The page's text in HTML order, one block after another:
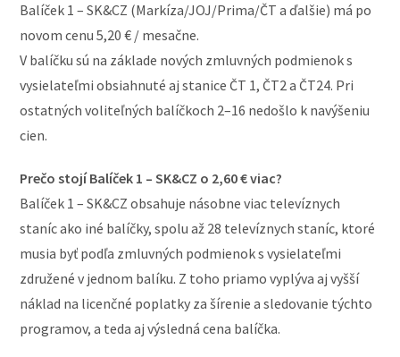
Balíček 1 – SK&CZ (Markíza/JOJ/Prima/ČT a ďalšie) má po
novom cenu 5,20 € / mesačne.
V balíčku sú na základe nových zmluvných podmienok s
vysielateľmi obsiahnuté aj stanice ČT 1, ČT2 a ČT24. Pri
ostatných voliteľných balíčkoch 2–16 nedošlo k navýšeniu
cien.
Prečo stojí Balíček 1 – SK&CZ o 2,60 € viac?
Balíček 1 – SK&CZ obsahuje násobne viac televíznych
staníc ako iné balíčky, spolu až 28 televíznych staníc, ktoré
musia byť podľa zmluvných podmienok s vysielateľmi
združené v jednom balíku. Z toho priamo vyplýva aj vyšší
náklad na licenčné poplatky za šírenie a sledovanie týchto
programov, a teda aj výsledná cena balíčka.